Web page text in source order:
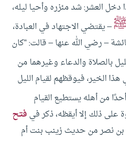
دخل العشر: شد مئزره وأحيا ليله،
– يقتضي الاجتهاد في العبادة،
– رضي الله عنها – قالت: “كان
بالصلاة والدعاء وغيرهما من
الخير، فيوقظهم لقيام الليل
من أهله يستطيع القيام
على ذلك إلا أيقظه، ذكر في فتح
نصر من حديث زينب بنت أم